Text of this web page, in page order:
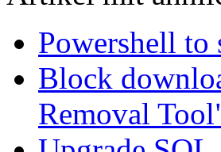
Powershell to
Block
Removal